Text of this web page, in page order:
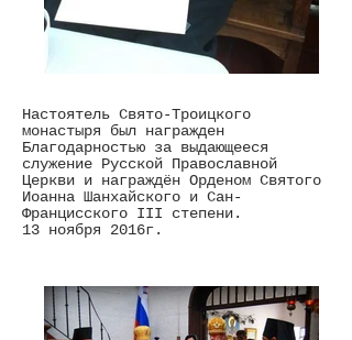
Настоятель Свято-Троицкого
монастыря был награжден
Благодарностью за выдающееся
служение Русской Православной
Церкви и награждён Орденом Святого
Иоанна Шанхайского и Сан-
Францисского III степени.
13 ноября 2016г.